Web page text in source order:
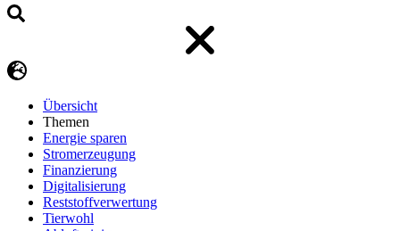
Übersicht
Themen
Energie sparen
Stromerzeugung
Finanzierung
Digitalisierung
Reststoffverwertung
Tierwohl